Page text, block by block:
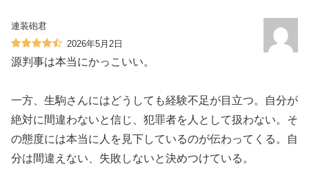
連装砲君
2026年5月2日
源判事は本当にかっこいい。
一方、生駒さんにはどうしても経験不足が目立つ。自分が
絶対に間違わないと信じ、犯罪者を人として扱わない。そ
の態度には本当に人を見下しているのが伝わってくる。自
分は間違えない、失敗しないと決めつけている。